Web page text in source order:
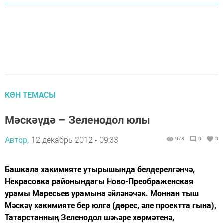
КӨН ТЕМАСЫ
Мәскәүдә – Зеленодол юлы
Автор, 12 декабрь 2012 - 09:33 973 0 0
Башкала хакимияте утырышында белдерелгәнчә,
Некрасовка районындагы Ново-Преображенская
урамы Маресьев урамына әйләнәчәк. Моннан тыш
Мәскәү хакимияте бер юлга (дөрес, әле проектта гына),
Татарстанның Зеленодол шәһәре хөрмәтенә,